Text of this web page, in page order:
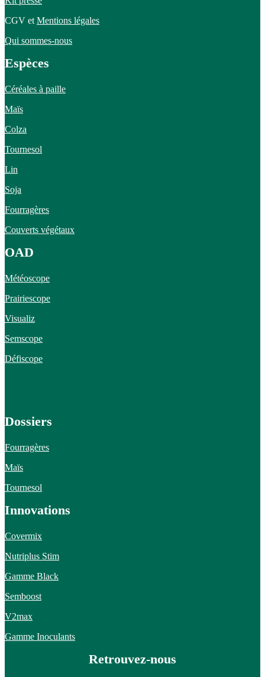
CGV et Mentions légales
Qui sommes-nous
Espèces
Céréales à paille
Maïs
Colza
Tournesol
Lin
Soja
Fourragères
Couverts végétaux
OAD
Météoscope
Prairiescope
Visualiz
Semscope
Défiscope
Dossiers
Fourragères
Maïs
Tournesol
Innovations
Covermix
Nutriplus Stim
Gamme Black
Semboost
V2max
Gamme Inoculants
Retrouvez-nous